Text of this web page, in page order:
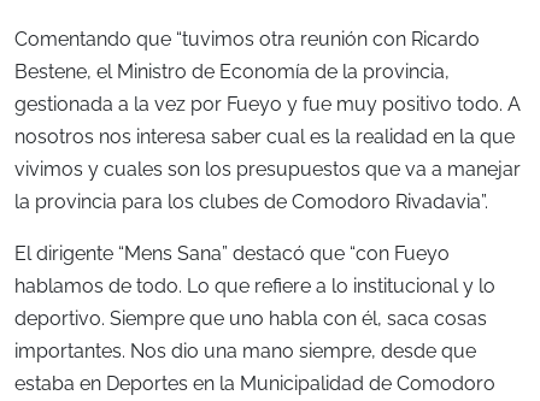
Comentando que “tuvimos otra reunión con Ricardo
Bestene, el Ministro de Economía de la provincia,
gestionada a la vez por Fueyo y fue muy positivo todo. A
nosotros nos interesa saber cual es la realidad en la que
vivimos y cuales son los presupuestos que va a manejar
la provincia para los clubes de Comodoro Rivadavia”.
El dirigente “Mens Sana” destacó que “con Fueyo
hablamos de todo. Lo que refiere a lo institucional y lo
deportivo. Siempre que uno habla con él, saca cosas
importantes. Nos dio una mano siempre, desde que
estaba en Deportes en la Municipalidad de Comodoro